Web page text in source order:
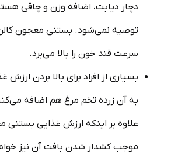
دچار دیابت، اضافه وزن و چاقی
توصیه نمی‌شود. بستنی معجون کالری
سرعت قند خون را بالا می‌برد.
بسیاری از افراد برای بالا بردن
به آن زرده تخم مرغ هم اضافه
علاوه بر اینکه ارزش غذایی بستنی
موجب کشدار شدن بافت آن نیز